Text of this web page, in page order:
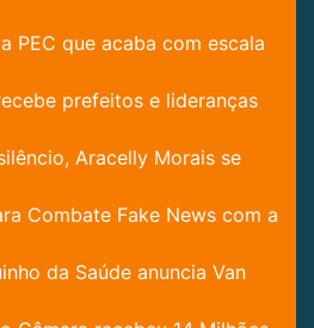
PEC que acaba com escala
prefeitos e lideranças
Aracelly Morais se
Combate Fake News com a
da Saúde anuncia Van